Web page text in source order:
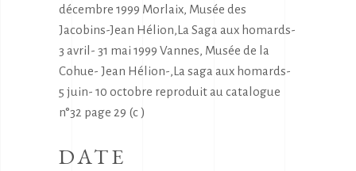
décembre 1999 Morlaix, Musée des
Jacobins-Jean Hélion,La Saga aux homards-
3 avril- 31 mai 1999 Vannes, Musée de la
Cohue- Jean Hélion-,La saga aux homards-
5 juin- 10 octobre reproduit au catalogue
n°32 page 29 (c )
DATE